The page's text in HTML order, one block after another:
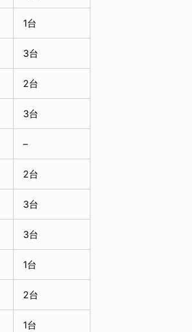
1台
3台
2台
3台
–
2台
3台
3台
1台
2台
1台